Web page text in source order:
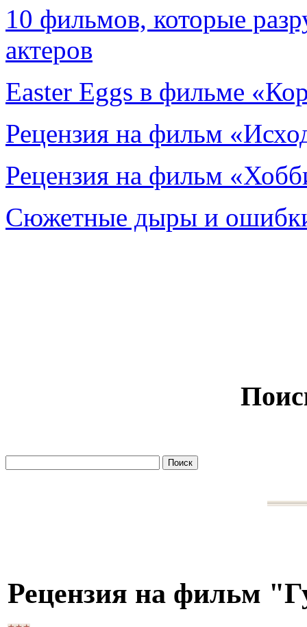
10 фильмов, которые
актеров
Easter Eggs в фильме
Рецензия на фильм
Рецензия на фильм
Сюжетные дыры и
Рецензия на фильм